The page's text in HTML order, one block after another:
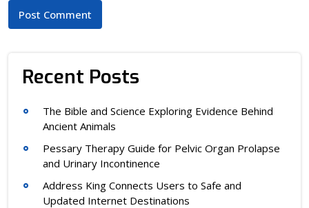
Recent Posts
The Bible and Science Exploring Evidence Behind
Ancient Animals
Pessary Therapy Guide for Pelvic Organ Prolapse
and Urinary Incontinence
Address King Connects Users to Safe and
Updated Internet Destinations